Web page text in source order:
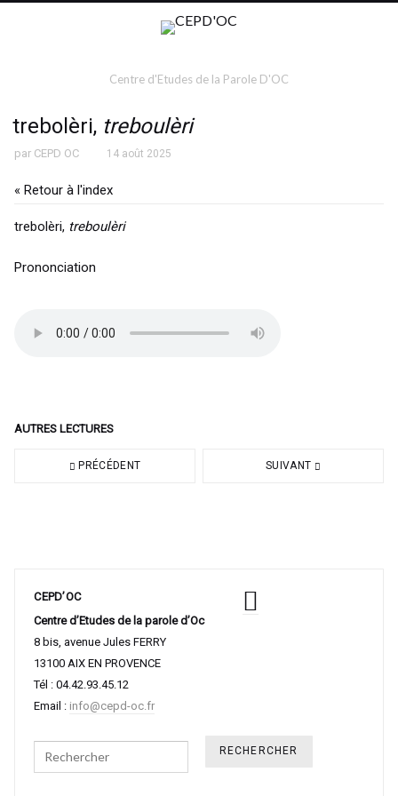
Centre d'Etudes de la Parole D'OC
trebolèri, treboulèri
par CEPD OC 14 août 2025
« Retour à l'index
trebolèri, treboulèri
Prononciation
AUTRES LECTURES
PRÉCÉDENT SUIVANT
CEPD’OC
Centre d’Etudes de la parole d’Oc
8 bis, avenue Jules FERRY
13100 AIX EN PROVENCE
Tél : 04.42.93.45.12
Email : info@cepd-oc.fr
Search